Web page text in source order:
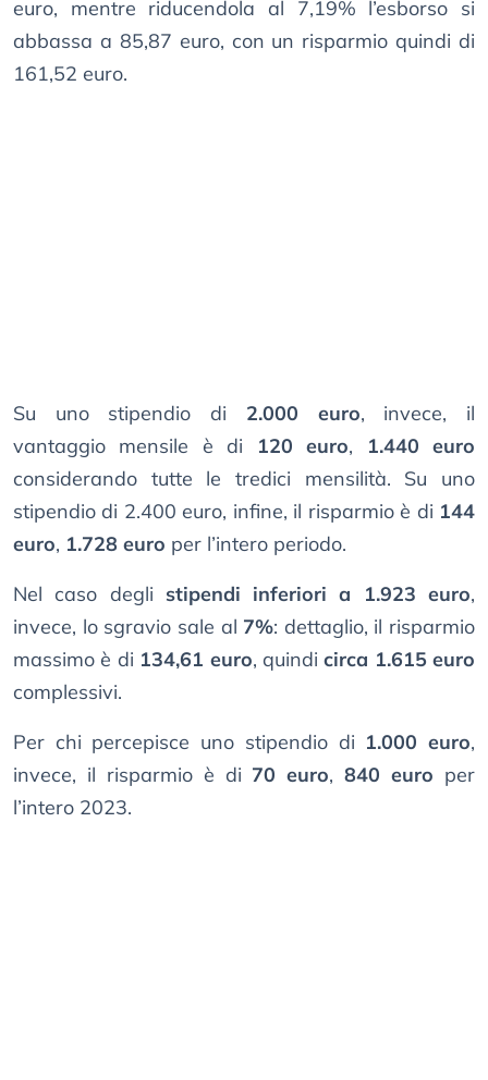
euro, mentre riducendola al 7,19% l’esborso si
abbassa a 85,87 euro, con un risparmio quindi di
161,52 euro.
Su uno stipendio di 2.000 euro, invece, il
vantaggio mensile è di 120 euro,
1.440 euro
considerando tutte le tredici mensilità. Su uno
stipendio di 2.400 euro, infine, il risparmio è di 144
euro, 1.728 euro per l’intero periodo.
Nel caso degli stipendi inferiori a 1.923 euro,
invece, lo sgravio sale al 7%: dettaglio, il risparmio
massimo è di 134,61 euro, quindicirca 1.615 euro
complessivi.
Per chi percepisce uno stipendio di 1.000 euro,
invece, il risparmio è di 70 euro,840 euro per
l’intero 2023.